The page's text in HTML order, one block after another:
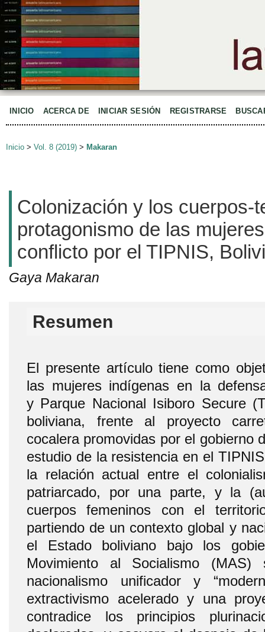
INICIO ACERCA DE INICIAR SESIÓN REGISTRARSE
Inicio > Vol. 8 (2019) > Makaran
Colonización y los cuerpos-
protagonismo de las
conflicto por el TIPNIS,
Gaya Makaran
Resumen
El presente artículo tiene como
las mujeres indígenas en la
y Parque Nacional Isiboro Secure
boliviana, frente al proyecto
cocalera promovidas por el gobierno
estudio de la resistencia en el
la relación actual entre el
patriarcado, por una parte, y la
cuerpos femeninos con el
partiendo de un contexto global y
el Estado boliviano bajo los
Movimiento al Socialismo
nacionalismo unificador y
extractivismo acelerado y una
contradice los principios